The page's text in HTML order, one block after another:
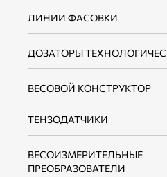
ВЕСОВЫЕ ДОЗАТОРЫ
СЫПУЧИХ ПРОДУКТОВ
СЫПУЧИХ ПРОДУКТОВ В
МЕШКИ ДО 50 КГ
ВЕСОВЫЕ ДОЗАТОРЫ
МЕШКИ
ЛИНИИ ФАСОВКИ
ЛИНИИ ФАСОВКИ
ПРОДУКТОВ В
ПРОДУКТОВ В
КГ
ДОЗАТОРЫ
ДОЗАТОРЫ
ДОЗАТОРЫ
ВЕСОВОЙ КОНСТРУКТОР
ТЕНЗОДАТЧИКИ
ТЕНЗОДАТЧИКИ
ВЕСОИЗМЕРИТЕЛЬНЫЕ
ПРЕОБРАЗОВАТЕЛИ